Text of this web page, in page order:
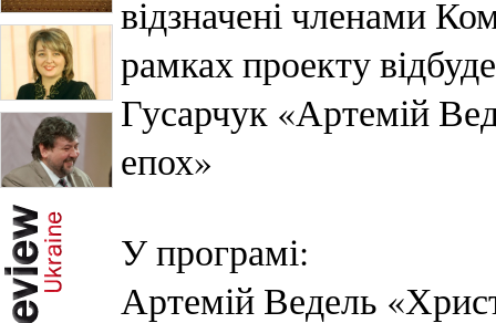
відзначені членами
рамках проекту
Гусарчук «Артемій
епох»
У програмі:
Артемій Ведель